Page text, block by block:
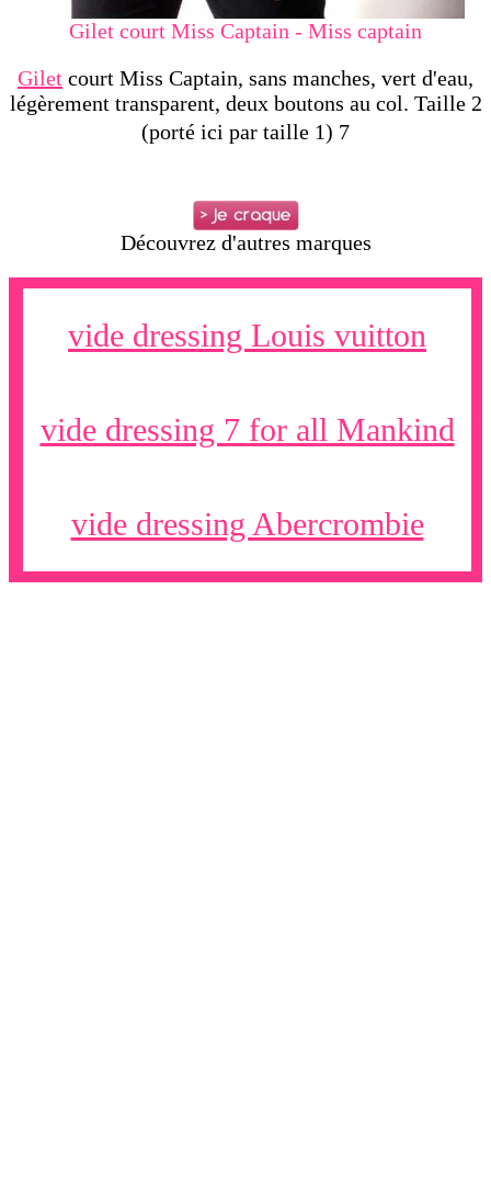
Gilet court Miss Captain - Miss captain
Gilet court Miss Captain, sans manches, vert d'eau,
légèrement transparent, deux boutons au col. Taille 2
(porté ici par taille 1) 7
Découvrez d'autres marques
vide dressing Louis vuitton
vide dressing 7 for all Mankind
vide dressing Abercrombie